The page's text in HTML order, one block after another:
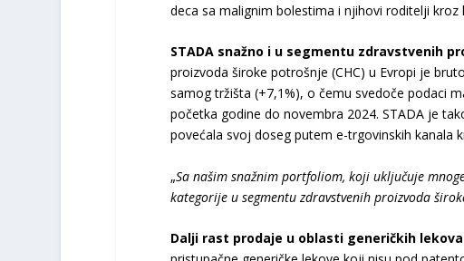
deca sa malignim bolestima i njihovi roditelji kroz
STADA snažno i u segmentu zdravstvenih
proizvoda široke potrošnje (CHC) u Evropi je
samog tržišta (+7,1%), o čemu svedoče podaci
početka godine do novembra 2024. STADA je
povećala svoj doseg putem e-trgovinskih kanala
„Sa našim snažnim portfoliom, koji uključuje
kategorije u segmentu zdravstvenih proizvoda
Dalji rast prodaje u oblasti generičkih